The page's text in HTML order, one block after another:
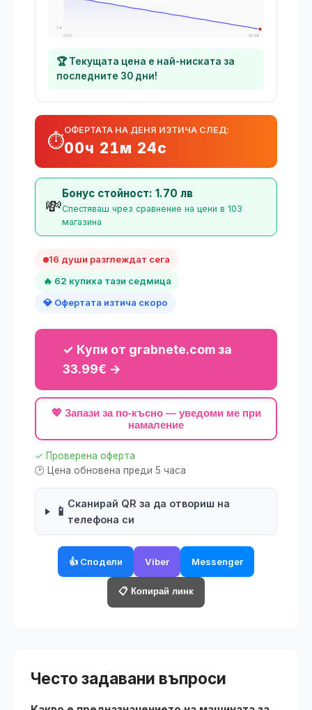
34
07.07
05.08
🏆 Текущата цена е най-ниската за
последните 30 дни!
⏱️
ОФЕРТАТА НА ДЕНЯ ИЗТИЧА СЛЕД:
00ч 21м 24с
💸
Бонус стойност: 1.70 лв
Спестяваш чрез сравнение на цени в 103
магазина
16 души разглеждат сега
🔥 62 купиха тази седмица
💎 Офертата изтича скоро
✓ Купи от grabnete.com за
33.99€ →
💖 Запази за по-късно — уведоми ме при
намаление
✓ Проверена оферта
🕑 Цена обновена преди 5 часа
📱
Сканирай QR за да отвориш на
телефона си
👍 Сподели Viber Messenger
📋 Копирай линк
Често задавани въпроси